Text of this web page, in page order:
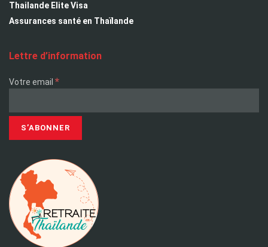
Thailande Elite Visa
Assurances santé en Thaïlande
Lettre d’information
Votre email *